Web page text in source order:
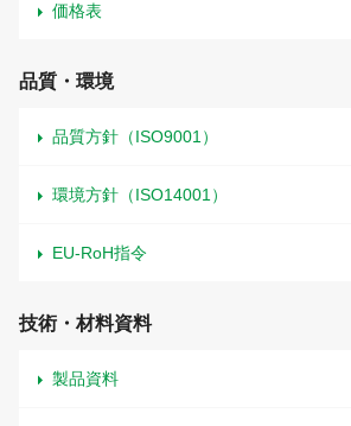
価格表
品質・環境
品質方針（ISO9001）
環境方針（ISO14001）
EU-RoH指令
技術・材料資料
製品資料